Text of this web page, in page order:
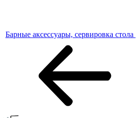
Барные аксессуары, сервировка стола